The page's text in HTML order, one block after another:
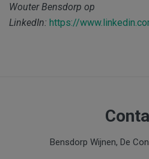
Wouter Bensdorp op
LinkedIn: https://
Bensdorp Wijnen, De